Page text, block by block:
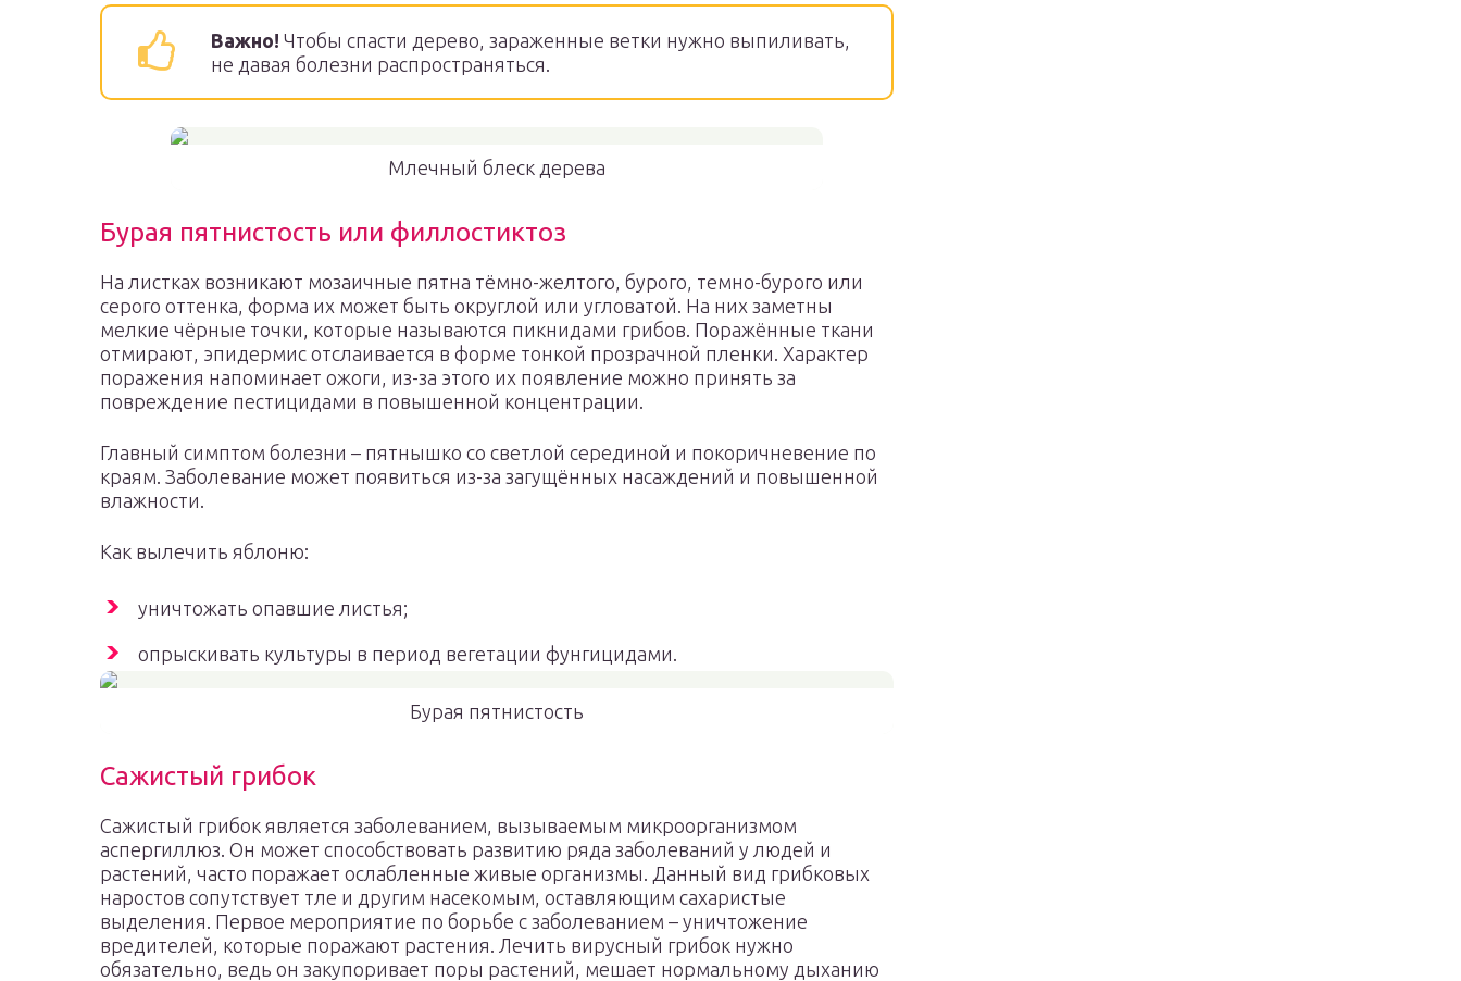
Важно! Чтобы спасти дерево, зараженные ветки нужно выпиливать,
не давая болезни распространяться.
Млечный блеск дерева
Бурая пятнистость или филлостиктоз
На листках возникают мозаичные пятна тёмно-желтого, бурого, темно-бурого или
серого оттенка, форма их может быть округлой или угловатой. На них заметны
мелкие чёрные точки, которые называются пикнидами грибов. Поражённые ткани
отмирают, эпидермис отслаивается в форме тонкой прозрачной пленки. Характер
поражения напоминает ожоги, из-за этого их появление можно принять за
повреждение пестицидами в повышенной концентрации.
Главный симптом болезни – пятнышко со светлой серединой и покоричневение по
краям. Заболевание может появиться из-за загущённых насаждений и повышенной
влажности.
Как вылечить яблоню:
уничтожать опавшие листья;
опрыскивать культуры в период вегетации фунгицидами.
Бурая пятнистость
Сажистый грибок
Сажистый грибок является заболеванием, вызываемым микроорганизмом
аспергиллюз. Он может способствовать развитию ряда заболеваний у людей и
растений, часто поражает ослабленные живые организмы. Данный вид грибковых
наростов сопутствует тле и другим насекомым, оставляющим сахаристые
выделения. Первое мероприятие по борьбе с заболеванием – уничтожение
вредителей, которые поражают растения. Лечить вирусный грибок нужно
обязательно, ведь он закупоривает поры растений, мешает нормальному дыханию